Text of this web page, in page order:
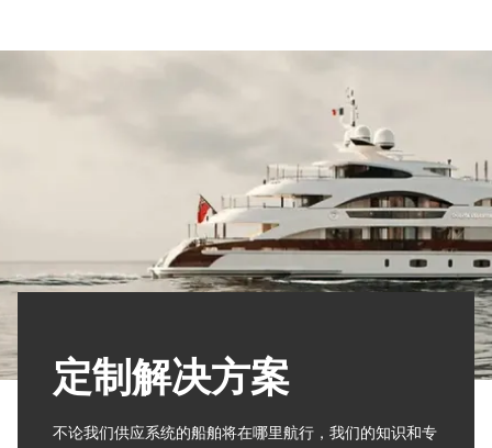
定制解决方案
不论我们供应系统的船舶将在哪里航行，我们的知识和专